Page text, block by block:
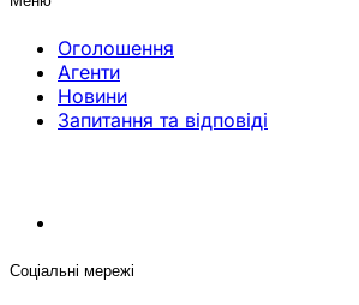
Оголошення
Агенти
Новини
Запитання та відповіді
Соціальні мережі